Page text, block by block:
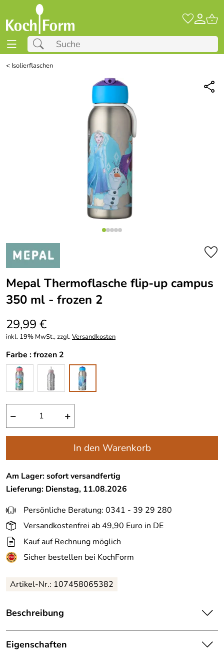
< Isolierflaschen
Mepal Thermoflasche flip-up campus
350 ml - frozen 2
29,99 €
inkl. 19% MwSt., zzgl.Versandkosten
Farbe :frozen 2
− +
In den Warenkorb
Am Lager: sofort versandfertig
Lieferung: Dienstag, 11.08.2026
Persönliche Beratung: 0341 - 39 29 280
Versandkostenfrei ab 49,90 Euro in DE
Kauf auf Rechnung möglich
Sicher bestellen bei KochForm
Artikel-Nr.: 107458065382
Beschreibung
So kannst Du Dein Getränk kühl halten, auch in der Schule!
Die Thermoflasche Flip-up hat ein Fassungsvermögen von
Eigenschaften